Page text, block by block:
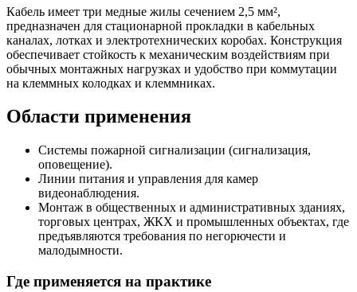
Кабель имеет три медные жилы сечением 2,5 мм²,
предназначен для стационарной прокладки в кабельных
каналах, лотках и электротехнических коробах. Конструкция
обеспечивает стойкость к механическим воздействиям при
обычных монтажных нагрузках и удобство при коммутации
на клеммных колодках и клеммниках.
Области применения
Системы пожарной сигнализации (сигнализация,
оповещение).
Линии питания и управления для камер
видеонаблюдения.
Монтаж в общественных и административных зданиях,
торговых центрах, ЖКХ и промышленных объектах, где
предъявляются требования по негорючести и
малодымности.
Где применяется на практике